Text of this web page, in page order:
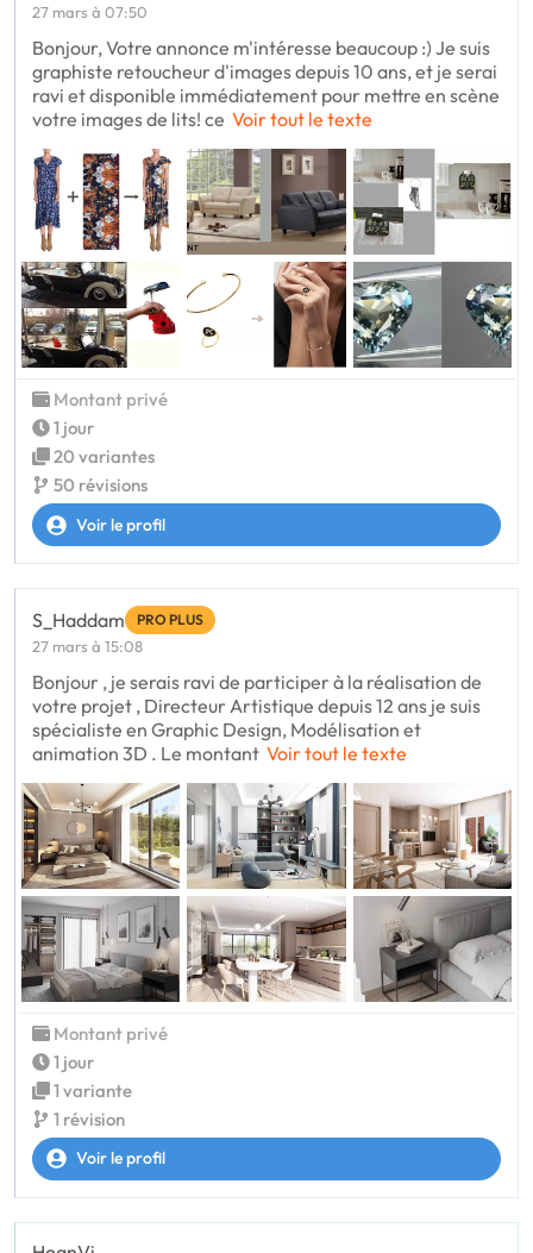
27 mars à 07:50
Bonjour, Votre annonce m'intéresse beaucoup :) Je suis
graphiste retoucheur d'images depuis 10 ans, et je serai
ravi et disponible immédiatement pour mettre en scène
votre images de lits! ce Voir tout le texte
Montant privé
1 jour
20 variantes
50 révisions
Voir le profil
S_Haddam PRO PLUS
27 mars à 15:08
Bonjour , je serais ravi de participer à la réalisation de
votre projet , Directeur Artistique depuis 12 ans je suis
spécialiste en Graphic Design, Modélisation et
animation 3D . Le montant Voir tout le texte
Montant privé
1 jour
1 variante
1 révision
Voir le profil